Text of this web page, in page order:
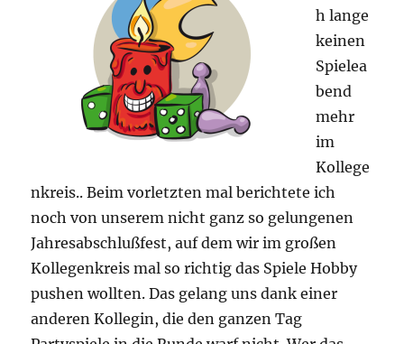
h lange
keinen
Spielea
bend
mehr
im
Kollege
nkreis.. Beim vorletzten mal berichtete ich
noch von unserem nicht ganz so gelungenen
Jahresabschlußfest, auf dem wir im großen
Kollegenkreis mal so richtig das Spiele Hobby
pushen wollten. Das gelang uns dank einer
anderen Kollegin, die den ganzen Tag